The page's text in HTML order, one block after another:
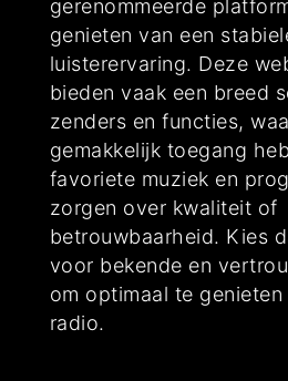
gerenommeerde
genieten van een
luisterervaring. Deze
bieden vaak een breed
zenders en functies,
gemakkelijk toegang
favoriete muziek en
zorgen over kwaliteit of
betrouwbaarheid. Kies
voor bekende en
om optimaal te
radio.